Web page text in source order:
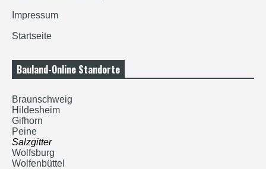
Impressum
Startseite
Bauland-Online Standorte
Braunschweig
Hildesheim
Gifhorn
Peine
Salzgitter
Wolfsburg
Wolfenbüttel